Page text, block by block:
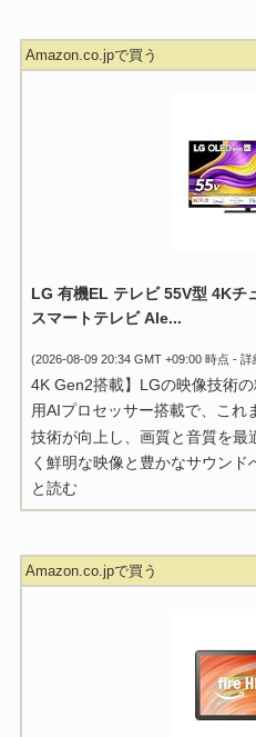
Amazon.co.jpで買う
LG 有機EL テレビ 55V型 4Kチ
スマートテレビ Ale...
(2026-08-09 20:34 GMT +09:00 時点 - 詳
4K Gen2搭載】LGの映像技術
用AIプロセッサー搭載で、これ
技術が向上し、画質と音質を最
く鮮明な映像と豊かなサウンド
と読む
Amazon.co.jpで買う